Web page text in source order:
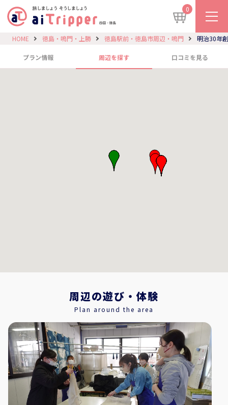
0
HOME 徳島・鳴門・上勝 徳島駅前・徳島市周辺・鳴門 明治30年
プラン情報 周辺を探す 口コミを見る
周辺の遊び・体験
Plan around the area